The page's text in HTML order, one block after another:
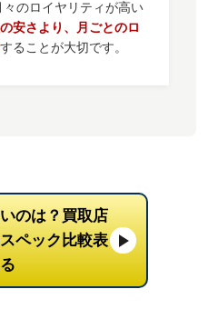
のロイヤリティが高い
安さより、月ごとのロ
することが大切です。
のは？買取店
ペック比較表